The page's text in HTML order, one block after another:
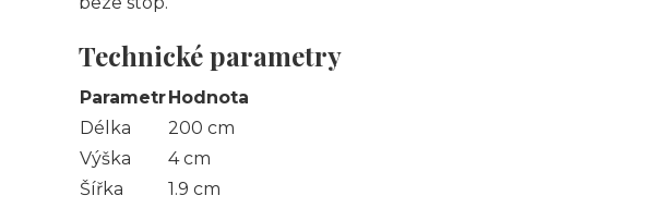
Technické parametry
ParametrHodnota
Délka
200 cm
Výška
4 cm
Šířka
1.9 cm